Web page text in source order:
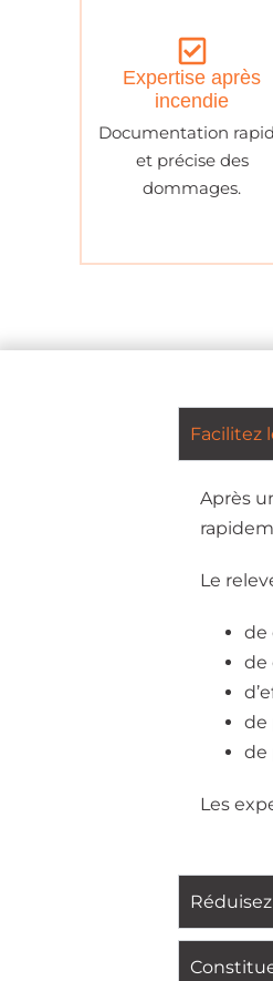
Expertise après
incendie
Documentation
et précise des
dommages.
Facilitez
Après
Le
de
de
de
de
Les